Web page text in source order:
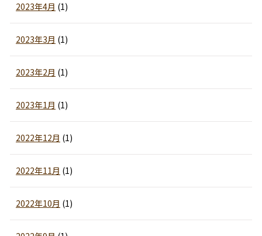
2023年4月 (1)
2023年3月 (1)
2023年2月 (1)
2023年1月 (1)
2022年12月 (1)
2022年11月 (1)
2022年10月 (1)